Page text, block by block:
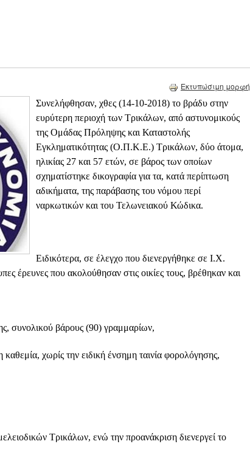
Εκτυπώσιμη μορφή
Συνελήφθησαν, χθες (14-10-2018) το βράδυ στην
ευρύτερη περιοχή των Τρικάλων, από αστυνομικούς
της Ομάδας Πρόληψης και Καταστολής
Εγκληματικότητας (Ο.Π.Κ.Ε.) Τρικάλων, δύο άτομα,
ηλικίας 27 και 57 ετών, σε βάρος των οποίων
σχηματίστηκε δικογραφία για τα, κατά περίπτωση
αδικήματα, της παράβασης του νόμου περί
ναρκωτικών και του Τελωνειακού Κώδικα.
Ειδικότερα, σε έλεγχο που διενεργήθηκε σε Ι.Χ.
έρευνες που ακολούθησαν στις οικίες τους, βρέθηκαν και
συνολικού βάρους (90) γραμμαρίων,
χωρίς την ειδική ένσημη ταινία φορολόγησης,
Τρικάλων, ενώ την προανάκριση διενεργεί το